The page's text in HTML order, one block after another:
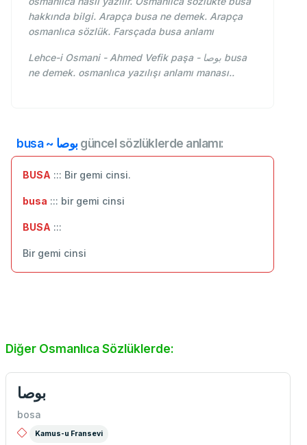
hakkında bilgi. Arapça busa ne demek. Arapça
osmanlıca sözlük. Farsçada busa anlamı
Lehce-i Osmani - Ahmed Vefik paşa - بوصا busa
ne demek. osmanlıca yazılışı anlamı manası..
busa ~ بوصاgüncel sözlüklerde anlamı:
BUSA ::: Bir gemi cinsi.
busa ::: bir gemi cinsi
BUSA :::
Bir gemi cinsi
Diğer Osmanlıca Sözlüklerde:
بوصا
bosa
Kamus-u Fransevi